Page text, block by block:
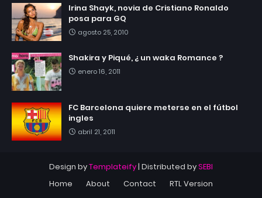
Irina Shayk, novia de Cristiano Ronaldo
posa para GQ
agosto 25, 2010
Shakira y Piqué, ¿ un waka Romance ?
enero 16, 2011
FC Barcelona quiere meterse en el fútbol
ingles
abril 21, 2011
Design byTemplateify| Distributed bySEBI
Home
About Contact RTL Version